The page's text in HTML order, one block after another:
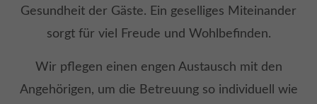
Gesundheit der Gäste. Ein geselliges Miteinander
sorgt für viel Freude und Wohlbefinden.
Wir pflegen einen engen Austausch mit den
Angehörigen, um die Betreuung so individuell wie